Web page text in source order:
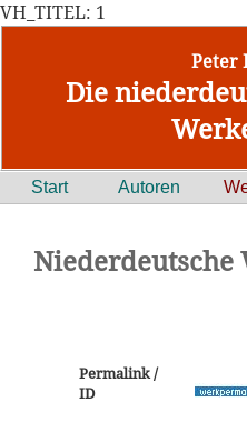
VH_TITEL: 1
Peter
Die
Start Autoren
Niederdeutsche
Permalink /
ID